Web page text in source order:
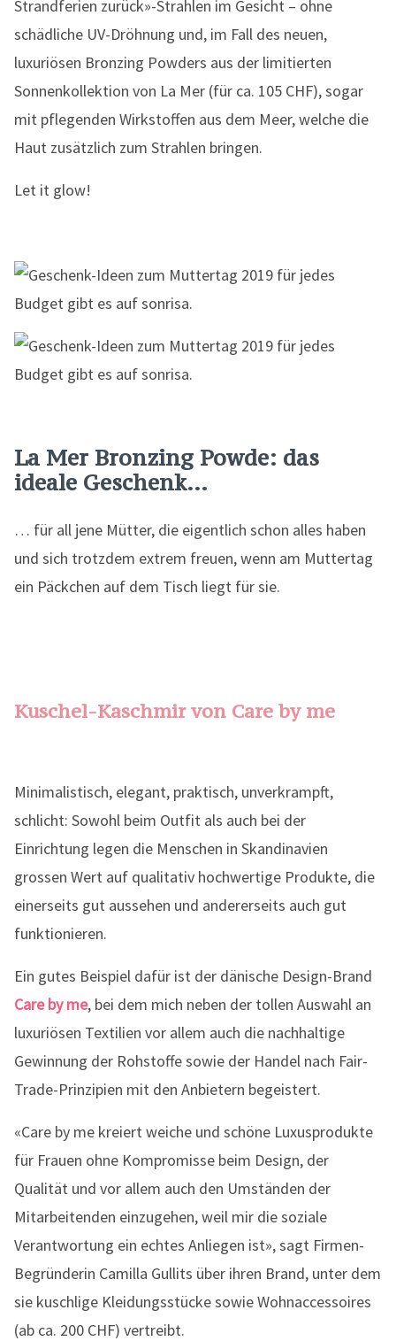
Strandferien zurück»-Strahlen im Gesicht – ohne
schädliche UV-Dröhnung und, im Fall des neuen,
luxuriösen Bronzing Powders aus der limitierten
Sonnenkollektion von La Mer (für ca. 105 CHF), sogar
mit pflegenden Wirkstoffen aus dem Meer, welche die
Haut zusätzlich zum Strahlen bringen.
Let it glow!
La Mer Bronzing Powde: das
ideale Geschenk…
… für all jene Mütter, die eigentlich schon alles haben
und sich trotzdem extrem freuen, wenn am Muttertag
ein Päckchen auf dem Tisch liegt für sie.
Kuschel-Kaschmir von Care by me
Minimalistisch, elegant, praktisch, unverkrampft,
schlicht: Sowohl beim Outfit als auch bei der
Einrichtung legen die Menschen in Skandinavien
grossen Wert auf qualitativ hochwertige Produkte, die
einerseits gut aussehen und andererseits auch gut
funktionieren.
Ein gutes Beispiel dafür ist der dänische Design-Brand
Care by me, bei dem mich neben der tollen Auswahl an
luxuriösen Textilien vor allem auch die nachhaltige
Gewinnung der Rohstoffe sowie der Handel nach Fair-
Trade-Prinzipien mit den Anbietern begeistert.
«Care by me kreiert weiche und schöne Luxusprodukte
für Frauen ohne Kompromisse beim Design, der
Qualität und vor allem auch den Umständen der
Mitarbeitenden einzugehen, weil mir die soziale
Verantwortung ein echtes Anliegen ist», sagt Firmen-
Begründerin Camilla Gullits über ihren Brand, unter dem
sie kuschlige Kleidungsstücke sowie Wohnaccessoires
(ab ca. 200 CHF) vertreibt.